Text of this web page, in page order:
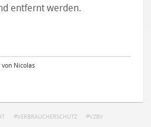
entfernt werden.
Nicolas
VERBRAUCHERSCHUTZ VZBV